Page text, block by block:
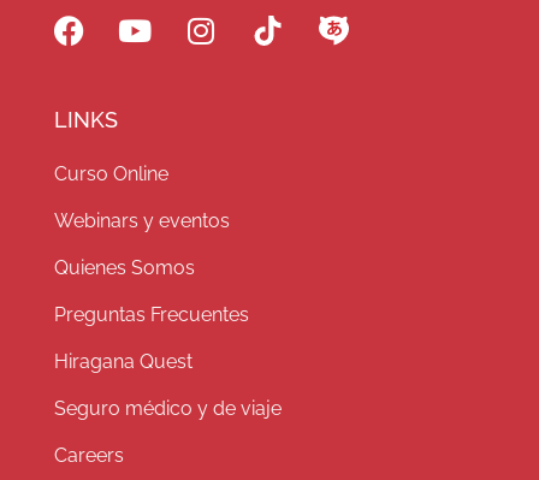
LINKS
Curso Online
Webinars y eventos
Quienes Somos
Preguntas Frecuentes
Hiragana Quest
Seguro médico y de viaje
Careers